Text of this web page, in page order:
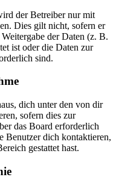
der Betreiber nur mit
Dies gilt nicht, sofern er
der Daten (z. B.
ist oder die Daten zur
sind.
dich unter den von dir
sofern dies zur
das Board erforderlich
Benutzer dich kontaktieren,
gestattet hast.